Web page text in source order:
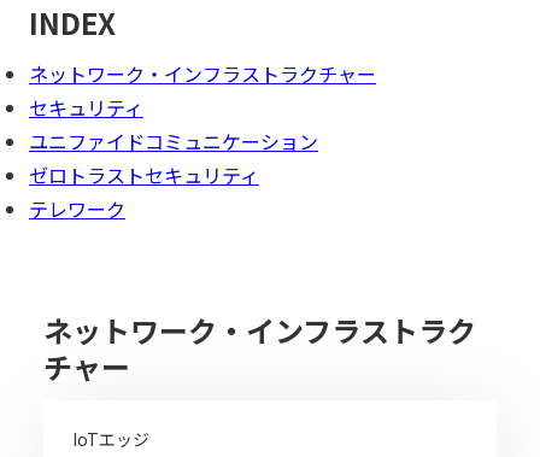
INDEX
ネットワーク・インフラストラクチャー
セキュリティ
ユニファイドコミュニケーション
ゼロトラストセキュリティ
テレワーク
ネットワーク・インフラストラク
チャー
IoTエッジ